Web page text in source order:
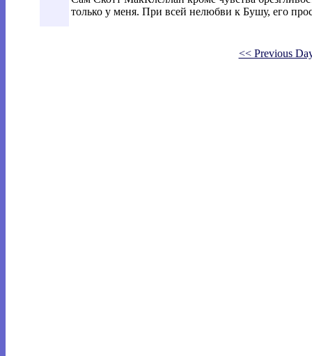
только у меня. При всей нелюбви к Бушу, его
<< Previous